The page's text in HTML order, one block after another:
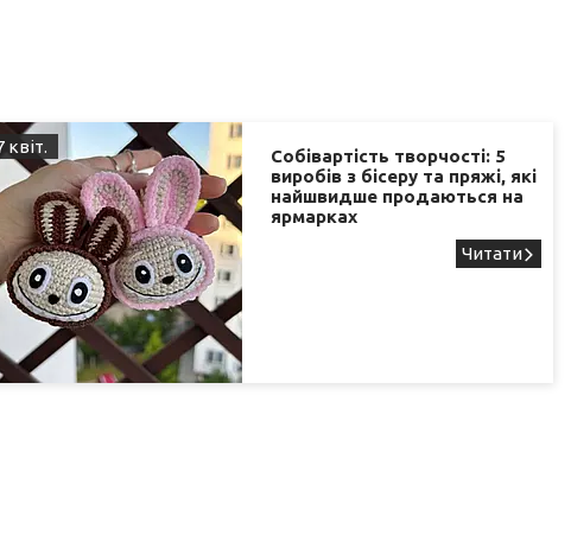
квіт.
Собівартість творчості: 5
виробів з бісеру та пряжі, які
найшвидше продаються на
ярмарках